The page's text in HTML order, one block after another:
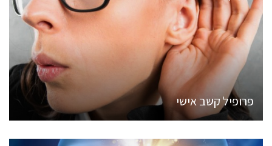
פרופיל קשב אישי